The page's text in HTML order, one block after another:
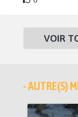
VOIR
- AUTRE(S)